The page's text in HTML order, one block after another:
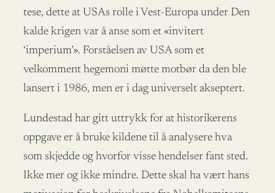
tese, dette at USAs rolle i Vest-Europa under Den
kalde krigen var å anse som et «invitert
‘imperium’». Forståelsen av USA som et
velkomment hegemoni møtte motbør da den ble
lansert i 1986, men er i dag universelt akseptert.
Lundestad har gitt uttrykk for at historikerens
oppgave er å bruke kildene til å analysere hva
som skjedde og hvorfor visse hendelser fant sted.
Ikke mer og ikke mindre. Dette skal ha vært hans